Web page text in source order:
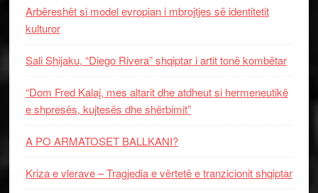
Arbëreshët si model evropian i mbrojtjes së identitetit
kulturor
Sali Shijaku, “Diego Rivera” shqiptar i artit tonë kombëtar
“Dom Fred Kalaj, mes altarit dhe atdheut si hermeneutikë
e shpresës, kujtesës dhe shërbimit”
A PO ARMATOSET BALLKANI?
Kriza e vlerave – Tragjedia e vërtetë e tranzicionit shqiptar